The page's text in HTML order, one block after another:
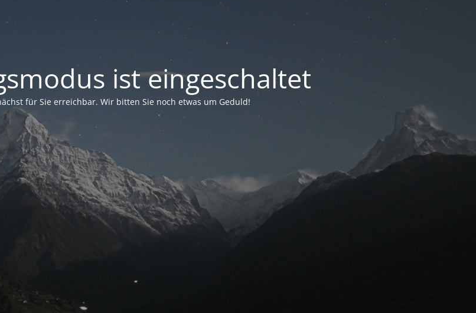
ist eingeschaltet
für Sie erreichbar. Wir bitten Sie noch etwas um Geduld!